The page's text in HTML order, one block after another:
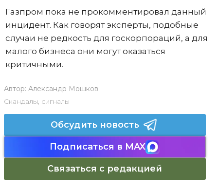
Газпром пока не прокомментировал данный
инцидент. Как говорят эксперты, подобные
случаи не редкость для госкорпораций, а для
малого бизнеса они могут оказаться
критичными.
Автор: Александр Мошков
Скандалы, сигналы
Обсудить новость
Подписаться в MAX
Связаться с редакцией